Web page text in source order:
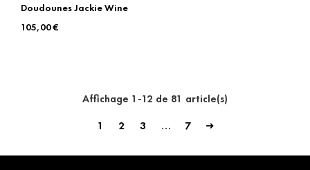
Doudounes Jackie Wine
Prix
105,00 €
Affichage 1-12 de 81 article(s)
1 2 3 … 7